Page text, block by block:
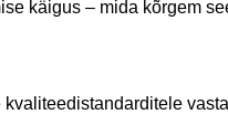
käigus – mida kõrgem